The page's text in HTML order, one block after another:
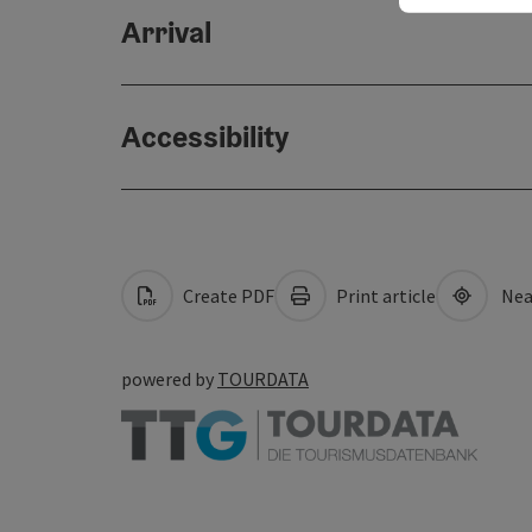
Arrival
Accessibility
Create PDF Print article
powered by TOURDATA